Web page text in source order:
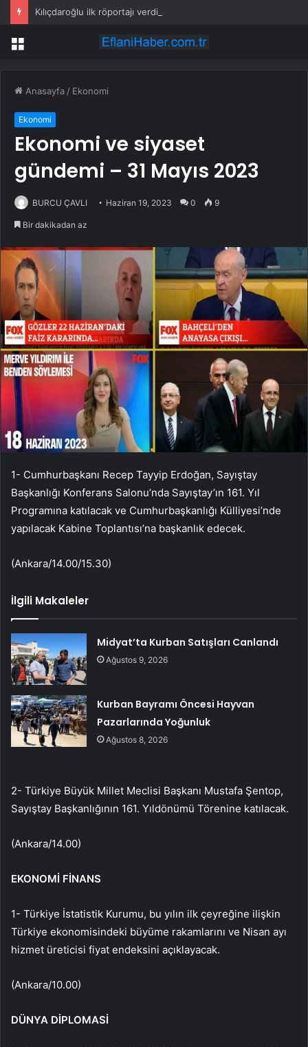
Menü
Anasayfa / Ekonomi
Ekonomi
Ekonomi ve siyaset
gündemi – 31 Mayıs 2023
BURCU ÇAVLI Haziran 19, 2023 0 9
Bir dakikadan az
1- Cumhurbaşkanı Recep Tayyip Erdoğan, Sayıştay
Başkanlığı Konferans Salonu’nda Sayıştay’ın 161. Yıl
Programına katılacak ve Cumhurbaşkanlığı Külliyesi’nde
yapılacak Kabine Toplantısı’na başkanlık edecek.
(Ankara/14.00/15.30)
İlgili Makaleler
Midyat’ta Kurban Satışları Canlandı
Ağustos 9, 2026
Kurban Bayramı Öncesi Hayvan
Pazarlarında Yoğunluk
Ağustos 8, 2026
2- Türkiye Büyük Millet Meclisi Başkanı Mustafa Şentop,
Sayıştay Başkanlığının 161. Yıldönümü Törenine katılacak.
(Ankara/14.00)
EKONOMİ FİNANS
1- Türkiye İstatistik Kurumu, bu yılın ilk çeyreğine ilişkin
Türkiye ekonomisindeki büyüme rakamlarını ve Nisan ayı
hizmet üreticisi fiyat endeksini açıklayacak.
(Ankara/10.00)
DÜNYA DİPLOMASİ